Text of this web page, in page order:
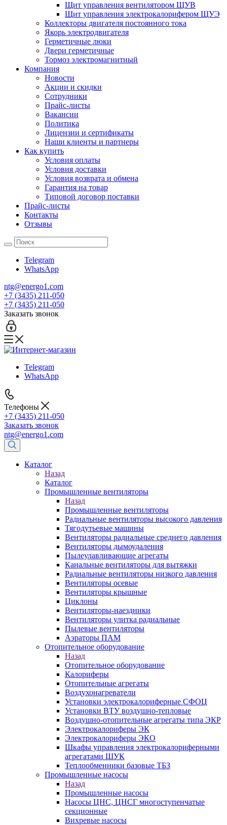
Щит управления вентилятором ЩУВ
Щит управления электрокалорифером ЩУЭ
Коллекторы двигателя постоянного тока
Якорь электродвигателя
Герметичные люки
Двери герметичные
Тормоз электромагнитный
Компания
Новости
Акции и скидки
Сотрудники
Прайс-листы
Вакансии
Политика
Лицензии и сертификаты
Наши клиенты и партнеры
Как купить
Условия оплаты
Условия доставки
Условия возврата и обмена
Гарантия на товар
Типовой договор поставки
Прайс-листы
Контакты
Отзывы
Telegram
WhatsApp
ntg@energo1.com
+7 (3435) 211-050
+7 (3435) 211-050
Заказать звонок
Telegram
WhatsApp
Телефоны
+7 (3435) 211-050
Заказать звонок
ntg@energo1.com
Каталог
Назад
Каталог
Промышленные вентиляторы
Назад
Промышленные вентиляторы
Радиальные вентиляторы высокого давления
Тягодутьевые машины
Вентиляторы радиальные среднего давления
Вентиляторы дымоудаления
Пылеулавливающие агрегаты
Канальные вентиляторы для вытяжки
Радиальные вентиляторы низкого давления
Вентиляторы осевые
Вентиляторы крышные
Циклоны
Вентиляторы-наездники
Вентиляторы улитка радиальные
Пылевые вентиляторы
Аэраторы ПАМ
Отопительное оборудование
Назад
Отопительное оборудование
Калориферы
Отопительные агрегаты
Воздухонагреватели
Установки электрокалориферные СФОЦ
Установки ВТУ воздушно-тепловые
Воздушно-отопительные агрегаты типа ЭКР
Электрокалориферы ЭК
Электрокалориферы ЭКО
Шкафы управления электрокалориферными
агрегатами ШУК
Теплообменники базовые ТБЗ
Промышленные насосы
Назад
Промышленные насосы
Насосы ЦНС, ЦНСГ многоступенчатые
секционные
Вихревые насосы